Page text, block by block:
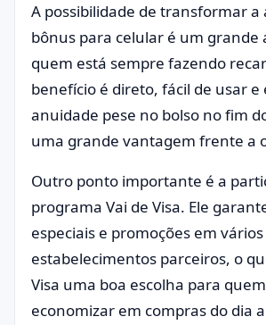
A possibilidade de transformar a
bônus para celular é um grande
quem está sempre fazendo
benefício é direto, fácil de usar e
anuidade pese no bolso no fim
uma grande vantagem frente a
Outro ponto importante é a
programa Vai de Visa. Ele
especiais e promoções em vários
estabelecimentos parceiros, o
Visa uma boa escolha para
economizar em compras do dia